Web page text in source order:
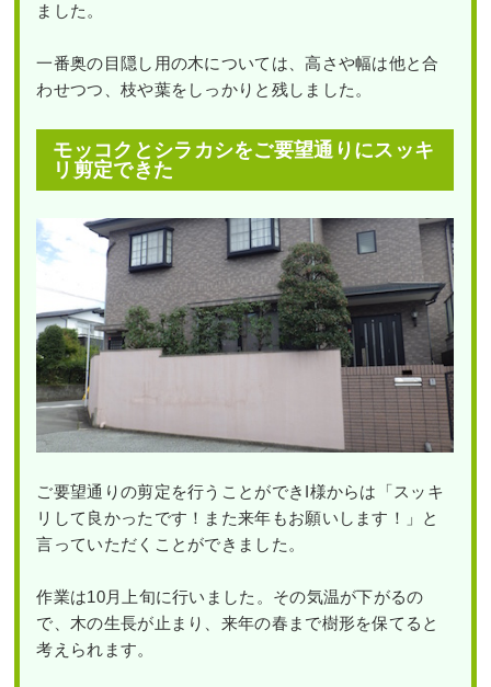
ました。
一番奥の目隠し用の木については、高さや幅は他と合
わせつつ、枝や葉をしっかりと残しました。
モッコクとシラカシをご要望通りにスッキ
リ剪定できた
ご要望通りの剪定を行うことができI様からは「スッキ
リして良かったです！また来年もお願いします！」と
言っていただくことができました。
作業は10月上旬に行いました。その気温が下がるの
で、木の生長が止まり、来年の春まで樹形を保てると
考えられます。